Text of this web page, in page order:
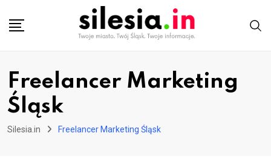
Freelancer Marketing
Śląsk
Silesia.in Freelancer Marketing Śląsk